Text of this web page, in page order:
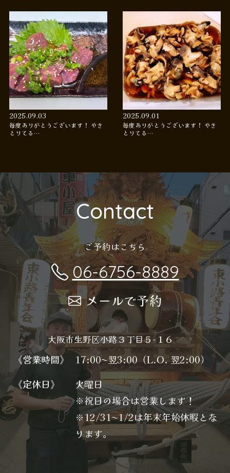
2025.09.03
毎度ありがとうございます！ やき
とりてる…
2025.09.01
毎度ありがとうございます！ やき
とりてる…
Contact
ご予約はこちら
06-6756-8889
メールで予約
大阪市生野区小路３丁目５−１６
《営業時間》
17:00〜翌3:00（L.O. 翌2:00）
《定休日》
火曜日
※祝日の場合は営業します！
※12/31〜1/2は年末年始休暇とな
ります。